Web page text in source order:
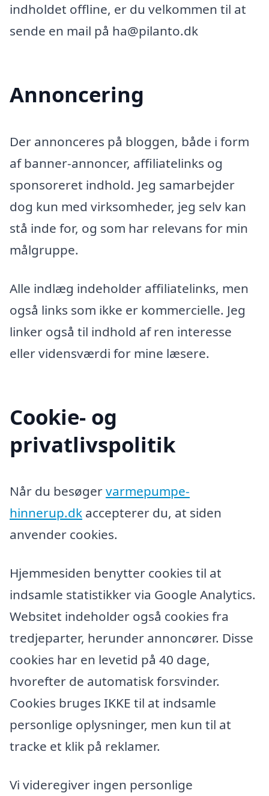
indholdet offline, er du velkommen til at
sende en mail på ha@pilanto.dk
Annoncering
Der annonceres på bloggen, både i form
af banner-annoncer, affiliatelinks og
sponsoreret indhold. Jeg samarbejder
dog kun med virksomheder, jeg selv kan
stå inde for, og som har relevans for min
målgruppe.
Alle indlæg indeholder affiliatelinks, men
også links som ikke er kommercielle. Jeg
linker også til indhold af ren interesse
eller vidensværdi for mine læsere.
Cookie- og
privatlivspolitik
Når du besøgervarmepumpe-
hinnerup.dk accepterer du, at siden
anvender cookies.
Hjemmesiden benytter cookies til at
indsamle statistikker via Google Analytics.
Websitet indeholder også cookies fra
tredjeparter, herunder annoncører. Disse
cookies har en levetid på 40 dage,
hvorefter de automatisk forsvinder.
Cookies bruges IKKE til at indsamle
personlige oplysninger, men kun til at
tracke et klik på reklamer.
Vi videregiver ingen personlige